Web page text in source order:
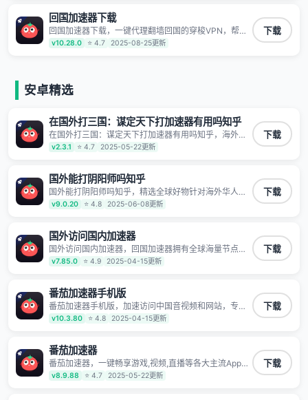
回国加速器下载
回国加速器下载，一键代理翻墙回国的穿梭VPN，帮助
海外华人留学生及港澳台地区用户破除地区版权限制问
题，一键降低游戏延迟，加速访问中国网站、游戏及应
v10.28.0 ⭐ 4.7 2025-08-25更新
下载
安卓精选
在国外打三国：谋定天下打加速器有用吗知乎
在国外打三国：谋定天下打加速器有用吗知乎，海外华
人回国加速器,为境外华人解决海外怎么听歌?海外怎么
看剧?海外怎么玩游戏不卡等境外难题,全球回国稳定国
用
v2.3.1 ⭐ 4.7 2025-05-22更新
下载
国外能打阴阳师吗知乎
国外能打阴阳师吗知乎，精选全球好物针对海外华人、
留学生和海外出差用户打造的一款高质量专属回国加速
器,只要身处海外即可一键加速畅享国内网络:追剧听歌、
场景的应用及网络加速
v9.0.20 ⭐ 4.8 2025-06-08更新
下载
国外访问国内加速器
国外访问国内加速器，回国加速器拥有全球海量节点覆
盖，运营商专线不卡顿超稳定，专为海外华人和留学生
打造，帮助海外华人免除地域限制，随时高速稳定低延
v7.85.0 ⭐ 4.9 2025-04-15更新
下载
番茄加速器手机版
番茄加速器手机版，加速访问中国音视频和网站，专业
回国加速器，帮你加速访问优酷、bilibili、腾讯视频、爱
奇艺等，加速国服游戏，例如原神、阴阳师、和平精
明日方舟、战双帕弥什、sky光·遇、另一个伊甸园等国
内各种服务,回国加速器致力于帮助海外华人和留学生、
港澳台地区用户提供最好的回国游戏和音乐视频加速服
务，可以在海外或港澳台地区流畅加速国服游戏和音视
v10.3.80 ⭐ 4.8 2025-04-15更新
下载
番茄加速器
番茄加速器，一键畅享游戏,视频,直播等各大主流App应
用,视频加载极速不卡顿。人在海外听歌,玩国服游戏 简
单易用。
v8.9.88 ⭐ 4.7 2025-05-22更新
下载